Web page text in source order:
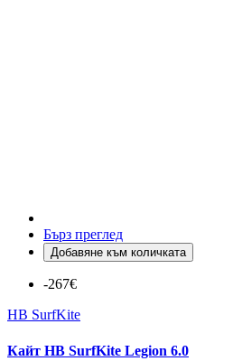
Бърз преглед
Добавяне към количката
-267€
HB SurfKite
Кайт HB SurfKite Legion 6.0